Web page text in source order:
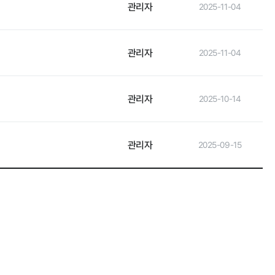
관리자 2025-11-04
관리자 2025-11-04
관리자 2025-10-14
관리자 2025-09-15